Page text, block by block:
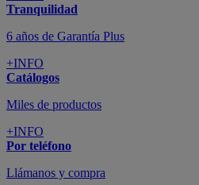
Tranquilidad
6 años de Garantía Plus
+INFO
Catálogos
Miles de productos
+INFO
Por teléfono
Llámanos y compra